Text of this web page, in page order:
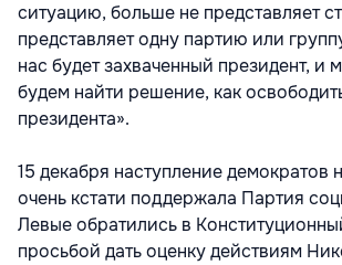
ситуацию, больше не представляет
представляет одну партию или
нас будет захваченный президент, и
будем найти решение, как
президента».
15 декабря наступление демократов
очень кстати поддержала Партия
Левые обратились в
просьбой дать оценку действиям